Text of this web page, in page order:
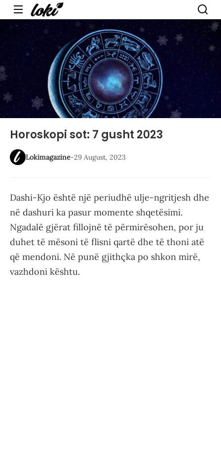
Menu
Horoskopi sot: 7 gusht 2023
Lokimagazine-29 August, 2023
Dashi-Kjo është një periudhë ulje-ngritjesh dhe
në dashuri ka pasur momente shqetësimi.
Ngadalë gjërat fillojnë të përmirësohen, por ju
duhet të mësoni të flisni qartë dhe të thoni atë
që mendoni. Në punë gjithçka po shkon mirë,
vazhdoni kështu.